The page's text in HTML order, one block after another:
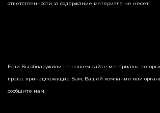
ответственности за содержание материала не несет.
Если Вы обнаружили на нашем сайте материалы,
права, принадлежащие Вам, Вашей компании или
сообщите нам.